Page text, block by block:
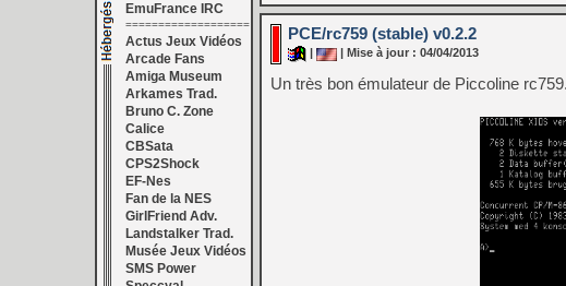
EmuFrance IRC
===================
Actus Jeux Vidéos
Arcade Fans
Amiga Museum
Arkames Trad.
Bruno C. Zone
Calice
CBSata
CPS2Shock
EF-Nes
Fan de la NES
GirlFriend Adv.
Landstalker Trad.
Musée Jeux Vidéos
SMS Power
PCE/rc759 (stable) v0.2.2
| Mise à jour : 04/04/2013
Un très bon émulateur de Piccoline rc759.